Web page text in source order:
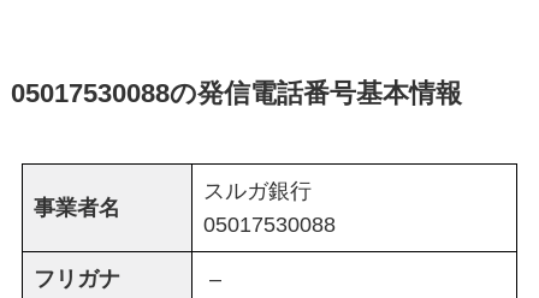
05017530088の発信電話番号基本情報
事業者名
スルガ銀行
05017530088
フリガナ –